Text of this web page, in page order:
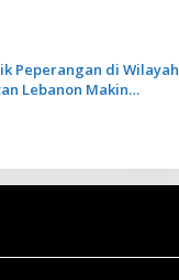
Peperangan di Wilayah
Lebanon Makin